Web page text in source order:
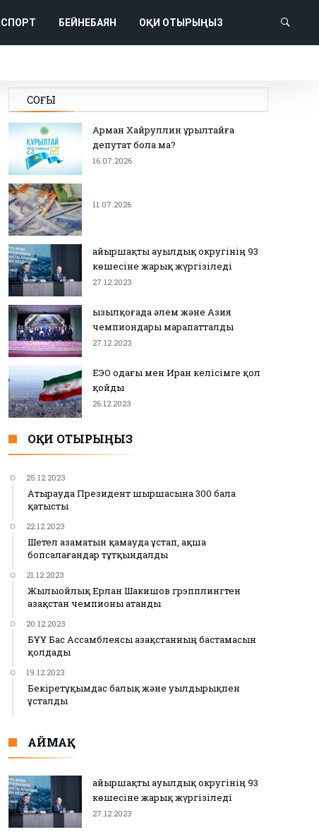
СПОРТ БЕЙНЕБАЯН ОҚИ ОТЫРЫҢЫЗ
СОҢҒЫ
Арман Хайруллин Құрылтайға
депутат бола ма?
16.07.2026
11.07.2026
Қайыршақты ауылдық округінің 93
көшесіне жарық жүргізіледі
27.12.2023
Қызылқоғада әлем және Азия
чемпиондары марапатталды
27.12.2023
ЕЭО одағы мен Иран келісімге қол
қойды
26.12.2023
ОҚИ ОТЫРЫҢЫЗ
25.12.2023
Атырауда Президент шыршасына 300 бала
қатысты
22.12.2023
Шетел азаматын қамауда ұстап, ақша
бопсалағандар тұтқындалды
21.12.2023
Жылыойлық Ерлан Шакишов грэпплингтен
Қазақстан чемпионы атанды
20.12.2023
БҰҰ Бас Ассамблеясы Қазақстанның бастамасын
қолдады
19.12.2023
Бекіретұқымдас балық және уылдырықпен
ұсталды
АЙМАҚ
Қайыршақты ауылдық округінің 93
көшесіне жарық жүргізіледі
27.12.2023